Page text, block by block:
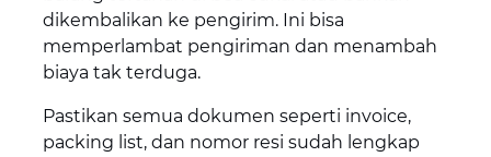
dikembalikan ke pengirim. Ini bisa
memperlambat pengiriman dan menambah
biaya tak terduga.
Pastikan semua dokumen seperti invoice,
packing list, dan nomor resi sudah lengkap